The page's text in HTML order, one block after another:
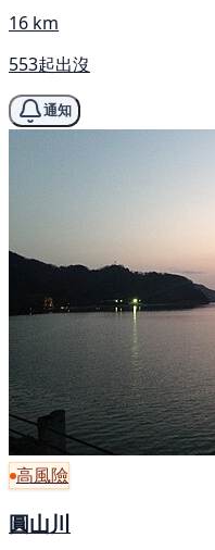
16 km
553起出沒
通知
高風險
圓山川